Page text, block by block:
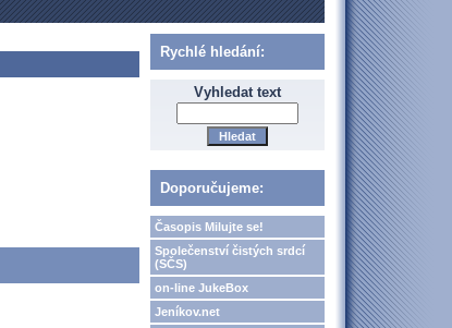
Rychlé hledání:
Vyhledat text
Doporučujeme:
Časopis Milujte se!
Společenství čistých srdcí
(SČS)
on-line JukeBox
Jeníkov.net